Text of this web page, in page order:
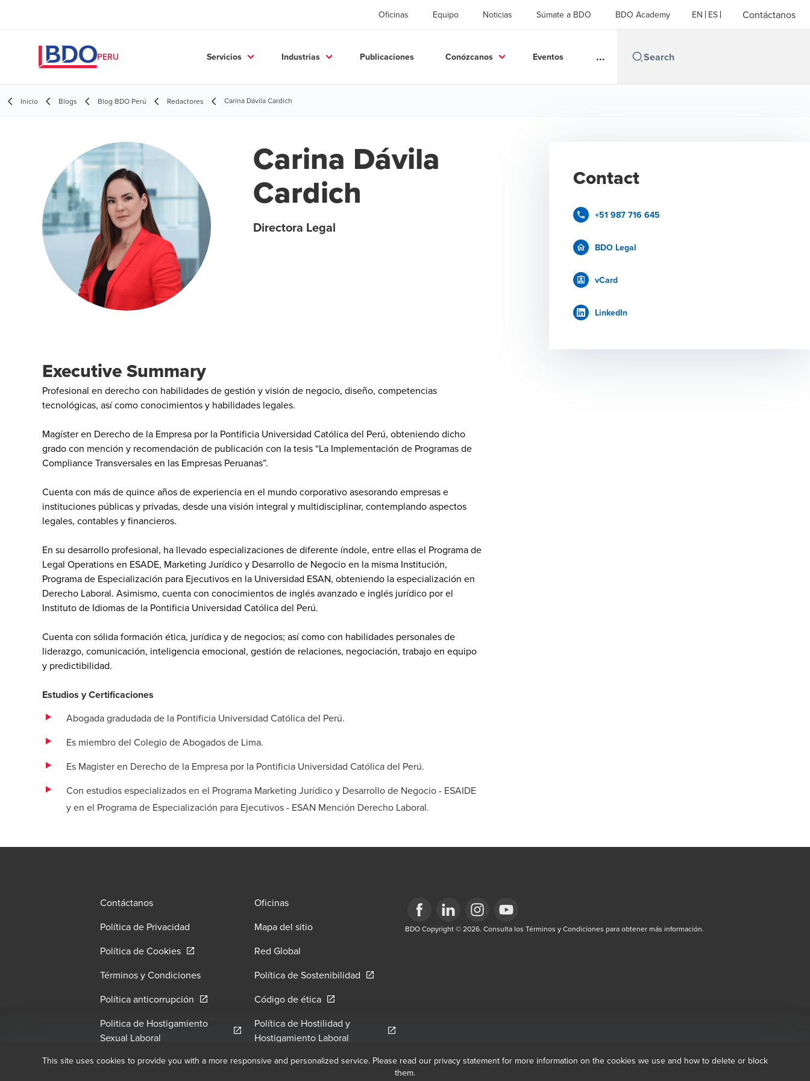
Oficinas Equipo Noticias Súmate a BDO BDO Academy EN ES Contáctanos
PERU Servicios Industrias Publicaciones Conózcanos Eventos ...
Inicio Blogs Blog BDO Perú Redactores Carina Dávila Cardich
Carina Dávila
Cardich
Directora Legal
Executive Summary
Profesional en derecho con habilidades de gestión y visión de negocio, diseño, competencias
tecnológicas, así como conocimientos y habilidades legales.
Magíster en Derecho de la Empresa por la Pontificia Universidad Católica del Perú, obteniendo dicho
grado con mención y recomendación de publicación con la tesis “La Implementación de Programas de
Compliance Transversales en las Empresas Peruanas”.
Cuenta con más de quince años de experiencia en el mundo corporativo asesorando empresas e
instituciones públicas y privadas, desde una visión integral y multidisciplinar, contemplando aspectos
legales, contables y financieros.
En su desarrollo profesional, ha llevado especializaciones de diferente índole, entre ellas el Programa de
Legal Operations en ESADE, Marketing Jurídico y Desarrollo de Negocio en la misma Institución,
Programa de Especialización para Ejecutivos en la Universidad ESAN, obteniendo la especialización en
Derecho Laboral. Asimismo, cuenta con conocimientos de inglés avanzado e inglés jurídico por el
Instituto de Idiomas de la Pontificia Universidad Católica del Perú.
Cuenta con sólida formación ética, jurídica y de negocios; así como con habilidades personales de
liderazgo, comunicación, inteligencia emocional, gestión de relaciones, negociación, trabajo en equipo
y predictibilidad.
Estudios y Certificaciones
Abogada gradudada de la Pontificia Universidad Católica del Perú.
Es miembro del Colegio de Abogados de Lima.
Es Magister en Derecho de la Empresa por la Pontificia Universidad Católica del Perú.
Con estudios especializados en el Programa Marketing Jurídico y Desarrollo de Negocio - ESAIDE
y en el Programa de Especialización para Ejecutivos - ESAN Mención Derecho Laboral.
Contact
+51 987 716 645
BDO Legal
vCard
LinkedIn
Contáctanos
Oficinas
Política de Privacidad
Mapa del sitio
Política de CookiesOpens in a new window/tab
Red Global
Términos y Condiciones
Política de Sostenibilidad Opens in a new window/tab
Política anticorrupción Opens in a new window/tab
Código de éticaOpens in a new window/tab
Politica de Hostigamiento
Sexual Laboral Opens in a new window/tab
Política de Hostilidad y
Hostigamiento Laboral Opens in a new window/tab
Opens in a new window/tab
Opens in a new window/tab
Opens in a new window/tab
Opens in a new window/tab
BDO Copyright © 2026. Consulta los Términos y Condiciones para obtener más información.
This site uses cookies to provide you with a more responsive and personalized service. Please read our privacy statement for more information on the cookies we use and how to delete or block
them.